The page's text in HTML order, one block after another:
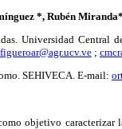
*, Rubén
Universidad Central
figueroar@agr.ucv.ve ;
SEHIVECA. E-mail:
objetivo caracterizar